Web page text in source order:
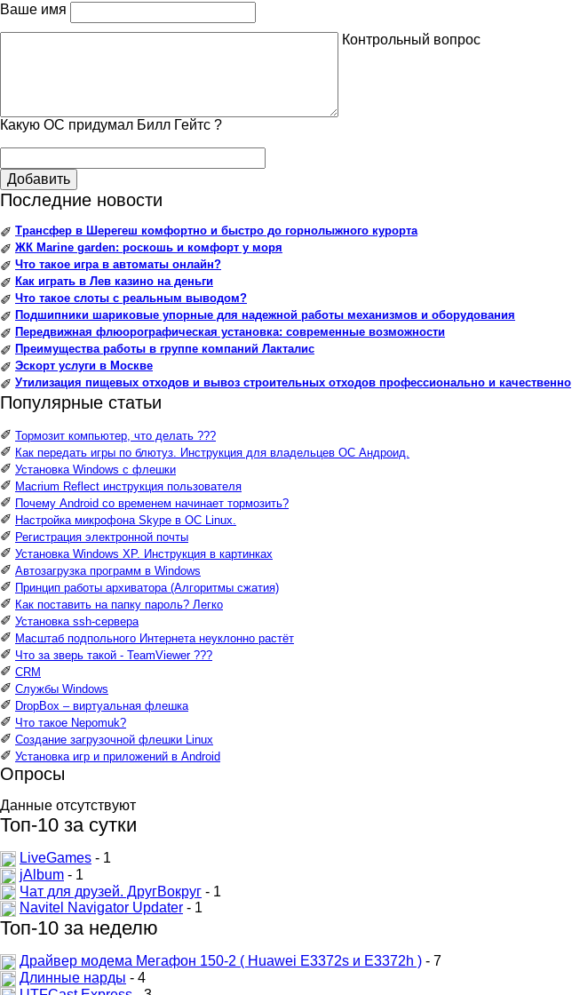
Ваше имя
Контрольный вопрос
Какую ОС придумал Билл Гейтс ?
Добавить
Последние новости
✐ Трансфер в Шерегеш комфортно и быстро до горнолыжного курорта
✐ ЖК Marine garden: роскошь и комфорт у моря
✐ Что такое игра в автоматы онлайн?
✐ Как играть в Лев казино на деньги
✐ Что такое слоты с реальным выводом?
✐ Подшипники шариковые упорные для надежной работы механизмов и оборудования
✐ Передвижная флюорографическая установка: современные возможности
✐ Преимущества работы в группе компаний Лакталис
✐ Эскорт услуги в Москве
✐ Утилизация пищевых отходов и вывоз строительных отходов профессионально и качественно
Популярные статьи
✐ Тормозит компьютер, что делать ???
✐ Как передать игры по блютуз. Инструкция для владельцев ОС Андроид.
✐ Установка Windows с флешки
✐ Macrium Reflect инструкция пользователя
✐ Почему Android со временем начинает тормозить?
✐ Настройка микрофона Skype в ОС Linux.
✐ Регистрация электронной почты
✐ Установка Windows XP. Инструкция в картинках
✐ Автозагрузка программ в Windows
✐ Принцип работы архиватора (Алгоритмы сжатия)
✐ Как поставить на папку пароль? Легко
✐ Установка ssh-сервера
✐ Масштаб подпольного Интернета неуклонно растёт
✐ Что за зверь такой - TeamViewer ???
✐ CRM
✐ Службы Windows
✐ DropBox – виртуальная флешка
✐ Что такое Nepomuk?
✐ Создание загрузочной флешки Linux
✐ Установка игр и приложений в Android
Опросы
Данные отсутствуют
Топ-10 за сутки
LiveGames - 1
jAlbum - 1
Чат для друзей. ДругВокруг - 1
Navitel Navigator Updater - 1
Топ-10 за неделю
Драйвер модема Мегафон 150-2 ( Huawei E3372s и E3372h ) - 7
Длинные нарды - 4